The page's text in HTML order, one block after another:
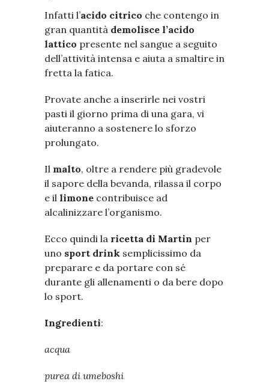
Infatti l’acido citrico che contengo in
gran quantità demolisce l’acido
lattico presente nel sangue a seguito
dell’attività intensa e aiuta a smaltire in
fretta la fatica.
Provate anche a inserirle nei vostri
pasti il giorno prima di una gara, vi
aiuteranno a sostenere lo sforzo
prolungato.
Il malto, oltre a rendere più gradevole
il sapore della bevanda, rilassa il corpo
e il limone contribuisce ad
alcalinizzare l’organismo.
Ecco quindi la ricetta di Martin per
uno sport drink semplicissimo da
preparare e da portare con sé
durante gli allenamenti o da bere dopo
lo sport.
Ingredienti:
acqua
purea di umeboshi